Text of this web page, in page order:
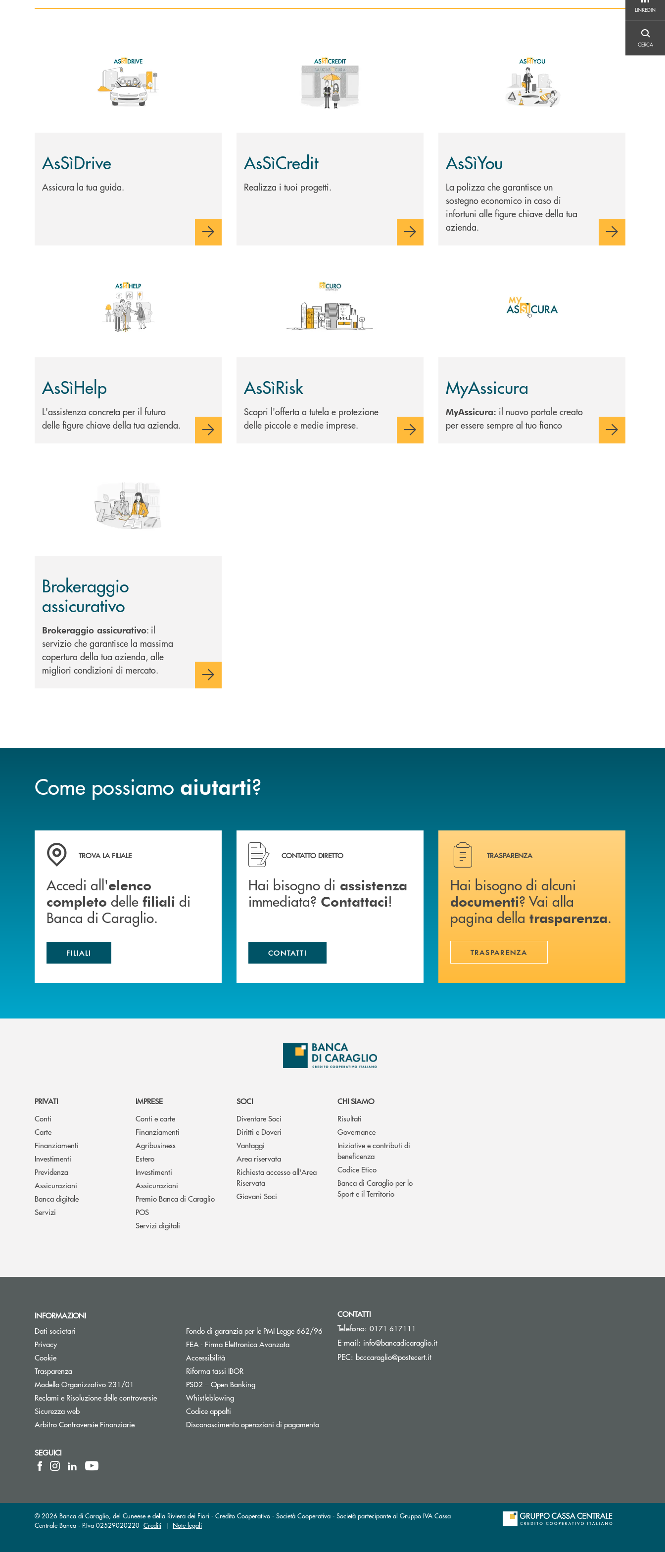
LINKEDIN
CERCA
AsSìDrive
Assicura la tua guida.
AsSìCredit
Realizza i tuoi progetti.
AsSìYou
La polizza che garantisce un
sostegno economico in caso di
infortuni alle figure chiave della tua
azienda.
AsSìHelp
L'assistenza concreta per il futuro
delle figure chiave della tua azienda.
AsSìRisk
Scopri l'offerta a tutela e protezione
delle piccole e medie imprese.
MyAssicura
MyAssicura: il nuovo portale creato
per essere sempre al tuo fianco
Brokeraggio
assicurativo
Brokeraggio assicurativo: il
servizio che garantisce la massima
copertura della tua azienda, alle
migliori condizioni di mercato.
Come possiamo aiutarti?
Accedi all' elenco completo delle filiali di Banca di Caraglio.
TROVA LA FILIALE
Accedi all'elenco
completo delle filiali di
Banca di Caraglio.
FILIALI
Hai bisogno di assistenza immediata? Contattaci !
CONTATTO DIRETTO
Hai bisogno di assistenza
immediata? Contattaci!
CONTATTI
Hai bisogno di alcuni documenti ? Vai alla pagina della
TRASPARENZA
Hai bisogno di alcuni
documenti? Vai alla
pagina della trasparenza.
TRASPARENZA
PRIVATI
Conti
Carte
Finanziamenti
Investimenti
Previdenza
Assicurazioni
Banca digitale
Servizi
IMPRESE
Conti e carte
Finanziamenti
Agribusiness
Estero
Investimenti
Assicurazioni
Premio Banca di Caraglio
POS
Servizi digitali
SOCI
Diventare Soci
Diritti e Doveri
Vantaggi
Area riservata
Richiesta accesso all'Area
Riservata
Giovani Soci
CHI SIAMO
Risultati
Governance
Iniziative e contributi di
beneficenza
Codice Etico
Banca di Caraglio per lo
Sport e il Territorio
INFORMAZIONI
Dati societari
Privacy
Cookie
Trasparenza
Modello Organizzativo 231/01
Reclami e Risoluzione delle controversie
Sicurezza web
Arbitro Controversie FinanziarieApre una nuova finestra
Fondo di garanzia per le PMI Legge 662/96 Apre una nuova finestra
FEA - Firma Elettronica Avanzata
AccessibilitàApre una nuova finestra
Riforma tassi IBORApre una nuova finestra
PSD2 – Open BankingApre una nuova finestra
Whistleblowing
Codice appalti
Disconoscimento operazioni di pagamento
CONTATTI
Telefono: 0171 617111
E-mail: info@bancadicaraglio.it(si apre l’app di posta elettronica)
PEC: bcccaraglio@postecert.it(si apre l’app di posta elettronica)
SEGUICI
© 2026 Banca di Caraglio, del Cuneese e della Riviera dei Fiori - Credito Cooperativo - Società Cooperativa - Società partecipante al Gruppo IVA Cassa
Centrale Banca · P.Iva 02529020220 Crediti | Note legali